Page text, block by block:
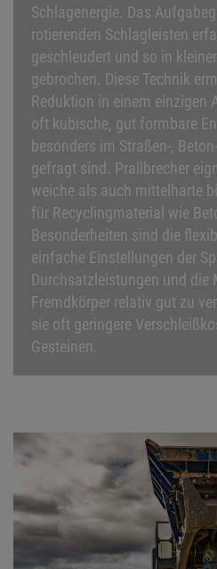
Schlagenergie. Das
rotierenden Schlagleisten
geschleudert und so in
gebrochen. Diese Technik
Reduktion in einem einzigen
oft kubische, gut formbare
besonders im Straßen-,
gefragt sind. Prallbrecher
weiche als auch mittelharte
für Recyclingmaterial wie
Besonderheiten sind die
einfache Einstellungen der
Durchsatzleistungen und die
Fremdkörper relativ gut zu
sie oft geringere
Gesteinen.